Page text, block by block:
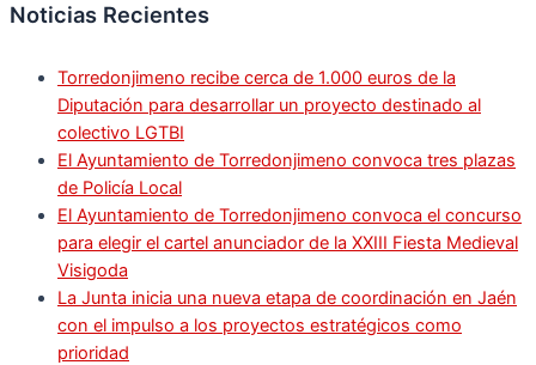
Noticias Recientes
Torredonjimeno recibe cerca de 1.000 euros de la
Diputación para desarrollar un proyecto destinado al
colectivo LGTBI
El Ayuntamiento de Torredonjimeno convoca tres plazas
de Policía Local
El Ayuntamiento de Torredonjimeno convoca el concurso
para elegir el cartel anunciador de la XXIII Fiesta Medieval
Visigoda
La Junta inicia una nueva etapa de coordinación en Jaén
con el impulso a los proyectos estratégicos como
prioridad